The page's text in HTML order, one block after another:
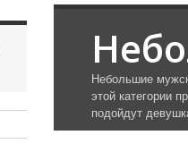
Небольшие
этой категории
подойдут